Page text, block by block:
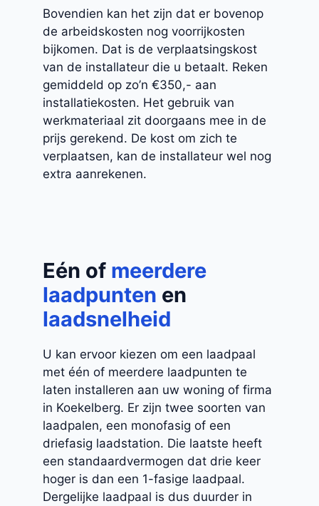
Bovendien kan het zijn dat er bovenop
de arbeidskosten nog voorrijkosten
bijkomen. Dat is de verplaatsingskost
van de installateur die u betaalt. Reken
gemiddeld op zo’n €350,- aan
installatiekosten. Het gebruik van
werkmateriaal zit doorgaans mee in de
prijs gerekend. De kost om zich te
verplaatsen, kan de installateur wel nog
extra aanrekenen.
Eén of meerdere
laadpunten en
laadsnelheid
U kan ervoor kiezen om een laadpaal
met één of meerdere laadpunten te
laten installeren aan uw woning of firma
in Koekelberg. Er zijn twee soorten van
laadpalen, een monofasig of een
driefasig laadstation. Die laatste heeft
een standaardvermogen dat drie keer
hoger is dan een 1-fasige laadpaal.
Dergelijke laadpaal is dus duurder in